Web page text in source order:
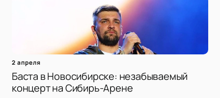
2 апреля
Баста в Новосибирске: незабываемый
концерт на Сибирь-Арене